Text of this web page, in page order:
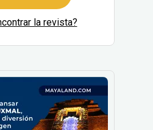
la revista?